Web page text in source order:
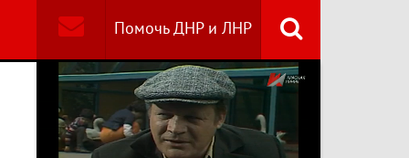
Помочь ДНР и ЛНР
Специальный репортаж
«Изменимся или
вымрем»